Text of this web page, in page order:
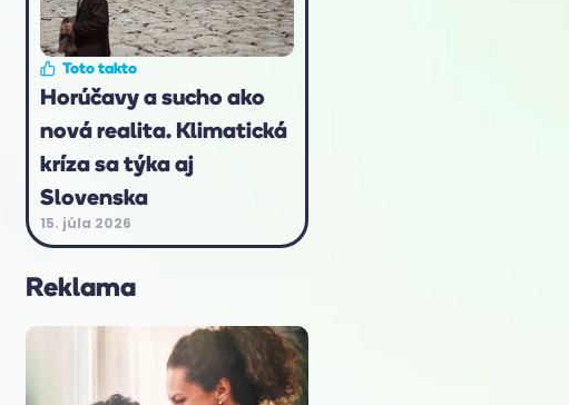
Toto takto
Horúčavy a sucho ako
nová realita. Klimatická
kríza sa týka aj
Slovenska
15. júla 2026
Reklama